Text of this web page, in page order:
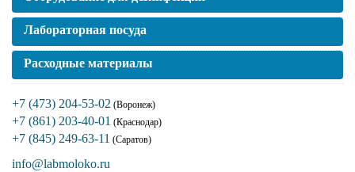
Лабораторная посуда
Расходные материалы
+7 (473) 204-53-02 (Воронеж)
+7 (861) 203-40-01 (Краснодар)
+7 (845) 249-63-11 (Саратов)
info@labmoloko.ru